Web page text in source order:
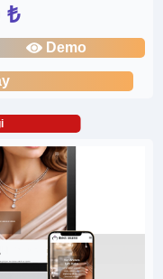
₺
Demo